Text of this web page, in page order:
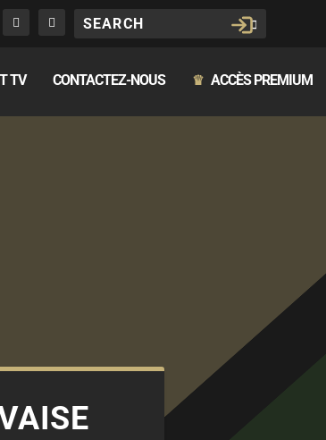
TV CONTACTEZ-NOUS ♛ ACCÈS PREMIUM